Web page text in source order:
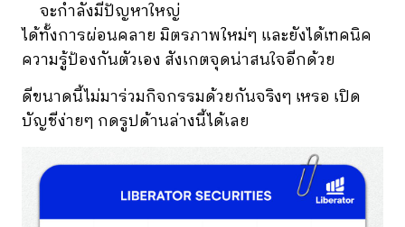
จะกำลังมีปัญหาใหญ่
ได้ทั้งการผ่อนคลาย มิตรภาพใหม่ๆ และยังได้เทคนิค
ความรู้ป้องกันตัวเอง สังเกตจุดน่าสนใจอีกด้วย
ดีขนาดนี้ไม่มาร่วมกิจกรรมด้วยกันจริงๆ เหรอ เปิด
บัญชีง่ายๆ กดรูปด้านล่างนี้ได้เลย